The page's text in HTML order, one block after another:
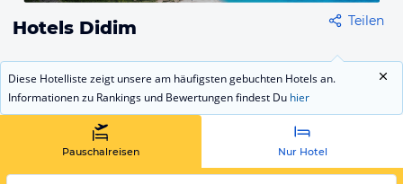
Hotels Didim Teilen
Diese Hotelliste zeigt unsere am häufigsten gebuchten Hotels an.
Informationen zu Rankings und Bewertungen findest Du hier
Pauschalreisen Nur Hotel